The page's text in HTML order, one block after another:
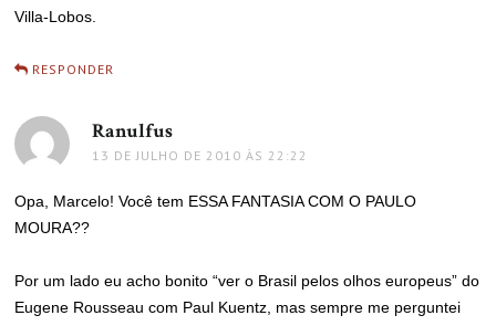
Villa-Lobos.
RESPONDER
Ranulfus
13 DE JULHO DE 2010 ÀS 22:22
Opa, Marcelo! Você tem ESSA FANTASIA COM O PAULO
MOURA??
Por um lado eu acho bonito “ver o Brasil pelos olhos europeus” do
Eugene Rousseau com Paul Kuentz, mas sempre me perguntei